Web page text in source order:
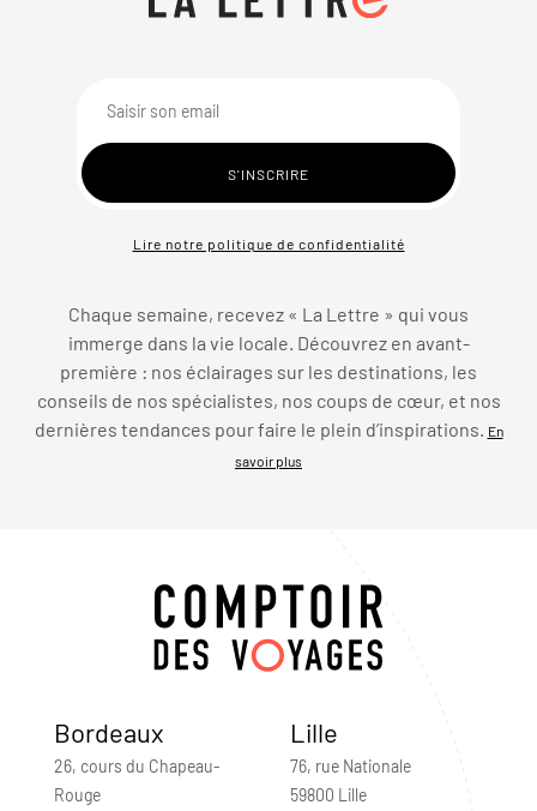
Lire notre politique de confidentialité
Chaque semaine, recevez « La Lettre » qui vous
immerge dans la vie locale. Découvrez en avant-
première : nos éclairages sur les destinations, les
conseils de nos spécialistes, nos coups de cœur, et nos
dernières tendances pour faire le plein d’inspirations. En
savoir plus
Bordeaux
26, cours du Chapeau-
Rouge
Lille
76, rue Nationale
59800 Lille